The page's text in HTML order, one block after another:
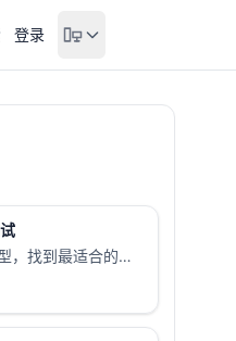
登录
，找到最适合的职
，帮助你了解自己